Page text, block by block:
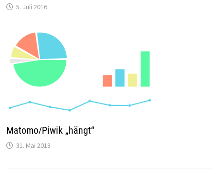
5. Juli 2016
Matomo/Piwik „hängt“
31. Mai 2018